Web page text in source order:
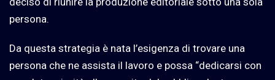
persona.
Da questa strategia è nata l’esigenza di trovare una
persona che ne assista il lavoro e possa “dedicarsi con